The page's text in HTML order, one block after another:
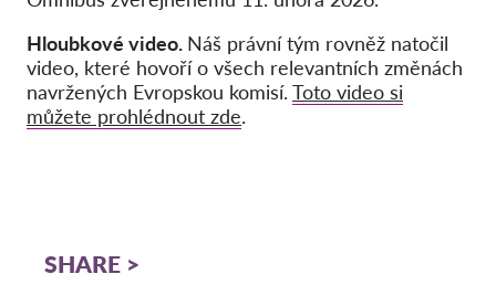
Hloubkové video. Náš právní tým rovněž natočil
video, které hovoří o všech relevantních změnách
navržených Evropskou komisí. Toto video si
můžete prohlédnout zde.
SHARE